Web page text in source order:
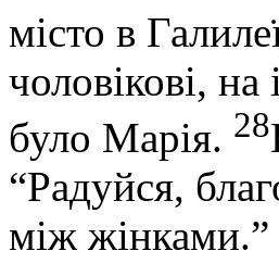
місто в
чоловікові,
було Марія. 28
“Радуйся,
між жінками.”